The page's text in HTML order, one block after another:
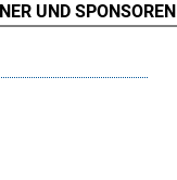
UND SPONSOREN